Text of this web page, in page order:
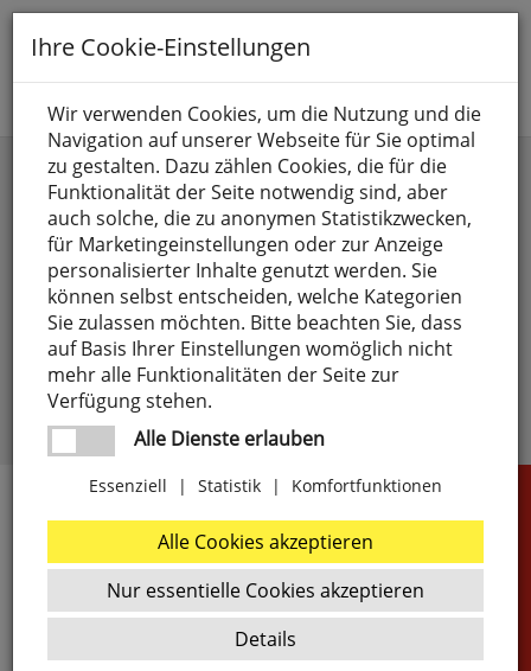
Toggle
Suche nach
Anmelden
angemeldet bleiben
Passwort vergessen?
anmelden
Noch kein Kunde?Jetzt registrieren >
Ihre Cookie-Einstellungen
Wir verwenden Cookies, um die Nutzung und die
Navigation auf unserer Webseite für Sie optimal
zu gestalten. Dazu zählen Cookies, die für die
Funktionalität der Seite notwendig sind, aber
auch solche, die zu anonymen Statistikzwecken,
für Marketingeinstellungen oder zur Anzeige
personalisierter Inhalte genutzt werden. Sie
können selbst entscheiden, welche Kategorien
Sie zulassen möchten. Bitte beachten Sie, dass
auf Basis Ihrer Einstellungen womöglich nicht
mehr alle Funktionalitäten der Seite zur
Verfügung stehen.
Alle Dienste erlauben
Essenziell | Statistik | Komfortfunktionen
Alle Cookies akzeptieren
Nur essentielle Cookies akzeptieren
Details